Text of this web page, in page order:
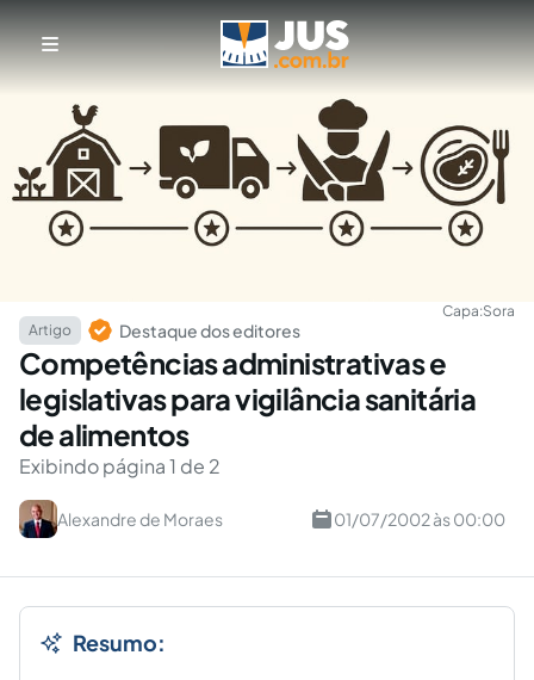
Capa:Sora
Artigo
Destaque dos editores
Competências administrativas e
legislativas para vigilância sanitária
de alimentos
Exibindo página 1 de 2
Alexandre de Moraes 01/07/2002 às 00:00
Resumo: